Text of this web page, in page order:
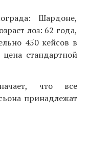
Шардоне,
лоз: 62 года,
450 кейсов в
стандартной
что все
принадлежат